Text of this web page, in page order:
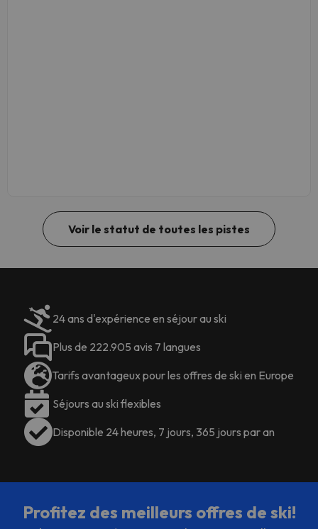
Voir le statut de toutes les pistes
24 ans d'expérience en séjour au ski
Plus de 222.905 avis 7 langues
Tarifs avantageux pour les offres de ski en Europe
Séjours au ski flexibles
Disponible 24 heures, 7 jours, 365 jours par an
Profitez des meilleurs offres de ski!